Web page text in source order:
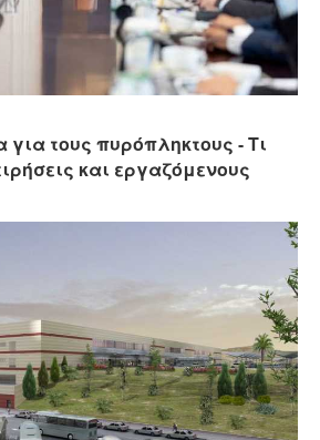
για τους πυρόπληκτους - Τι
και εργαζόμενους